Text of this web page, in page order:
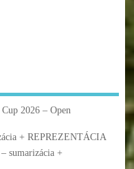
2026 – Open
+ REPREZENTÁCIA
sumarizácia +